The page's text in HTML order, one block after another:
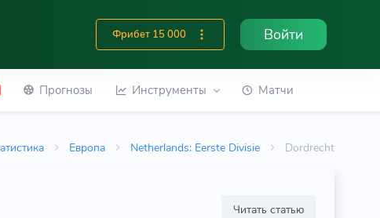
Фрибет 15 000 Войти
Прогнозы Инструменты Матчи
Европа Netherlands: Eerste Divisie Dordrecht
Читать статью